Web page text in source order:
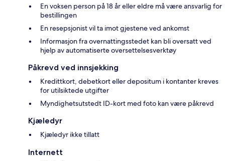
En voksen person på 18 år eller eldre må være ansvarlig for
bestillingen
En resepsjonist vil ta imot gjestene ved ankomst
Informasjon fra overnattingsstedet kan bli oversatt ved
hjelp av automatiserte oversettelsesverktøy
Påkrevd ved innsjekking
Kredittkort, debetkort eller depositum i kontanter kreves
for utilsiktede utgifter
Myndighetsutstedt ID-kort med foto kan være påkrevd
Kjæledyr
Kjæledyr ikke tillatt
Internett